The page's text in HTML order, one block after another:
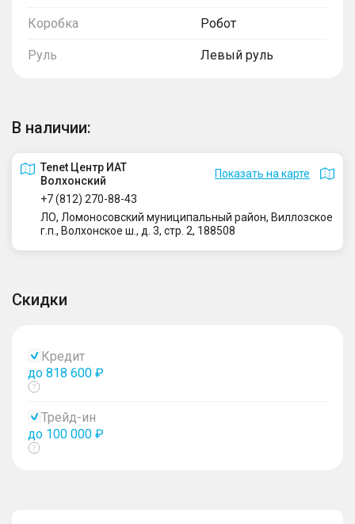
Коробка Робот
Руль Левый руль
В наличии:
Tenet Центр ИАТ
Волхонский
Показать на карте
+7 (812) 270-88-43
ЛО, Ломоносовский муниципальный район, Виллозское
г.п., Волхонское ш., д. 3, стр. 2, 188508
Скидки
Кредит
до 818 600 ₽
Показать
Трейд-ин
до 100 000 ₽
Показать